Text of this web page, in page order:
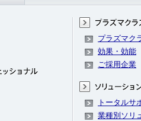
プラズマク
効果・効能
ご採用企業
トータルサ
業種別ソリ